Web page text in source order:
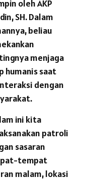
oleh AKP
SH. Dalam
beliau
menjaga
humanis saat
dengan
ini kita
patroli
sasaran
tempat
malam, lokasi